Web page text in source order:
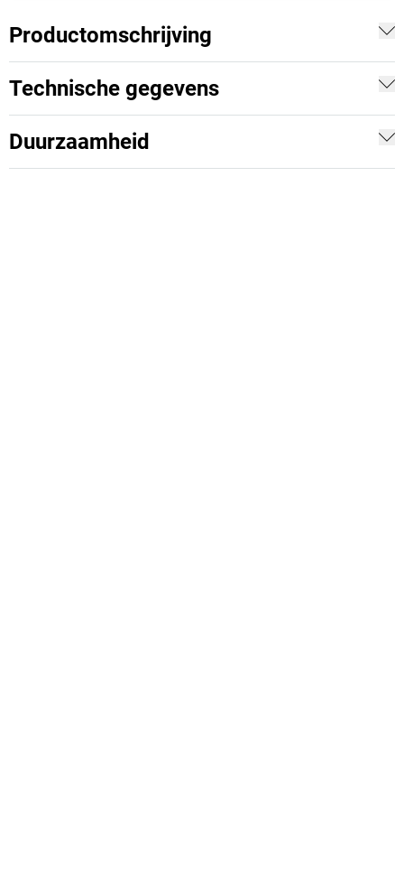
Productomschrijving
Technische gegevens
Duurzaamheid